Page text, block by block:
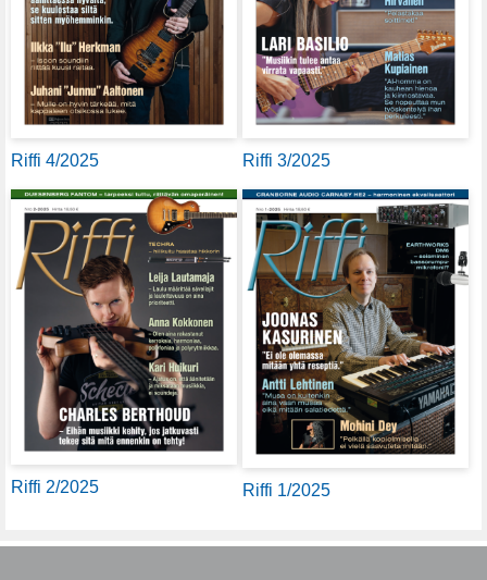
Riffi 4/2025 Riffi 3/2025
Riffi 2/2025 Riffi 1/2025